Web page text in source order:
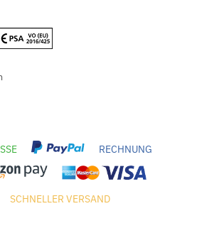
RECHNUNG
SCHNELLER VERSAND